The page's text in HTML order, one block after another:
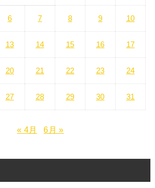
6 7 8 9 10
13 14 15 16 17
20 21 22 23 24
27 28 29 30 31
« 4月 6月 »